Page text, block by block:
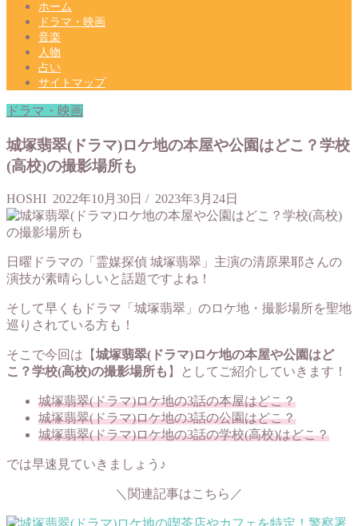
ホーム
ドラマ・映画
音楽
人物
占い
サイトマップ
ドラマ・映画
城塚翡翠(ドラマ)ロケ地の本屋や公園はどこ？学校
(高校)の撮影場所も
HOSHI 2022年10月30日 / 2023年3月24日
日曜ドラマの「霊媒探偵 城塚翡翠」主演の清原果耶さんの
演技が素晴らしいと話題ですよね！
そして早くもドラマ「城塚翡翠」のロケ地・撮影場所を聖地
巡りされている方も！
そこで今回は【城塚翡翠(ドラマ)ロケ地の本屋や公園はど
こ？学校(高校)の撮影場所も 】としてご紹介していきます！
城塚翡翠(ドラマ)ロケ地の3話の本屋はどこ？
城塚翡翠(ドラマ)ロケ地の3話の公園はどこ？
城塚翡翠(ドラマ)ロケ地の3話の学校(高校)はどこ？
では早速見ていきましょう♪
＼関連記事はこちら／